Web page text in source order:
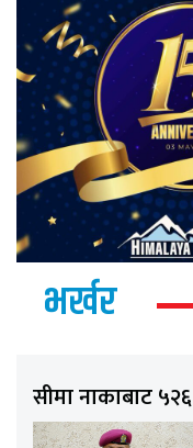
भर्खर
सीमा नाकाबाट